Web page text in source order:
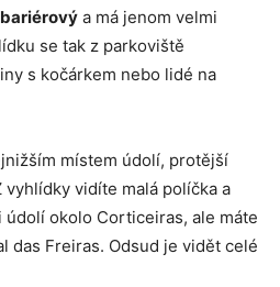
a má jenom velmi
se tak z parkoviště
s kočárkem nebo lidé na
místem údolí, protější
vidíte malá políčka a
okolo Corticeiras, ale máte
das Freiras. Odsud je vidět celé